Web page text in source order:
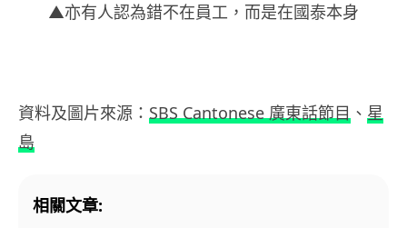
▲亦有人認為錯不在員工，而是在國泰本身
資料及圖片來源： SBS Cantonese 廣東話節目 、 星
島
相關文章: